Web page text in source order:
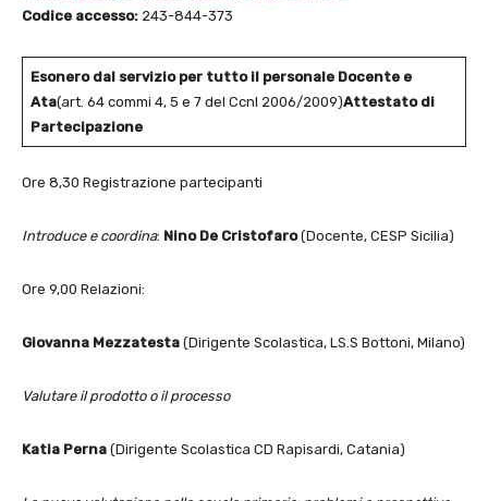
Codice accesso: 243-844-373
Esonero dal servizio per tutto il personale Docente e
Ata(art. 64 commi 4, 5 e 7 del Ccnl 2006/2009)Attestato di
Partecipazione
Ore 8,30 Registrazione partecipanti
Introduce e coordina: Nino De Cristofaro(Docente, CESP Sicilia)
Ore 9,00 Relazioni:
Giovanna Mezzatesta (Dirigente Scolastica, LS.S Bottoni, Milano)
Valutare il prodotto o il processo
Katia Perna (Dirigente Scolastica CD Rapisardi, Catania)